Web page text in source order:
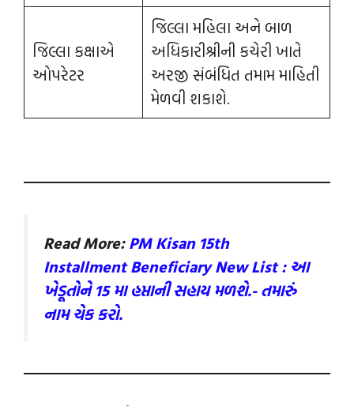
જિલ્લા કક્ષાએ
ઓપરેટર
જિલ્લા મહિલા અને બાળ
અધિકારીશ્રીની કચેરી ખાતે
અરજી સંબંધિત તમામ માહિતી
મેળવી શકાશે.
Read More:PM Kisan 15th
Installment Beneficiary New List : આ
ખેડૂતોને 15 મા હપ્તાની સહાય મળશે.- તમારું
નામ ચેક કરો.